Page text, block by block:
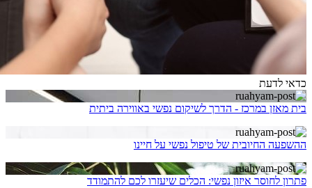
כדאי לדעת
בית מאזן במרכז - הדרך לשיקום נפשי באווירה ביתית
ההשפעה החיובית של טיפול נפשי על חיינו
פתרון לחוסר איזון נפשי: הכלים שיעזרו לכם להתמודד